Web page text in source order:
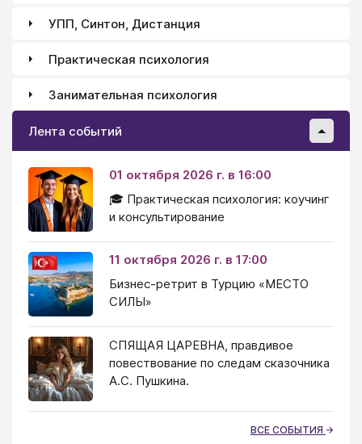
УПП, Синтон, Дистанция
Практическая психология
Занимательная психология
Лента событий
01 октября 2026 г. в 16:00
🎓 Практическая психология: коучинг
и консультирование
11 октября 2026 г. в 17:00
Бизнес-ретрит в Турцию «МЕСТО
СИЛЫ»
СПЯЩАЯ ЦАРЕВНА, правдивое
повествование по следам сказочника
А.С. Пушкина.
ВСЕ СОБЫТИЯ